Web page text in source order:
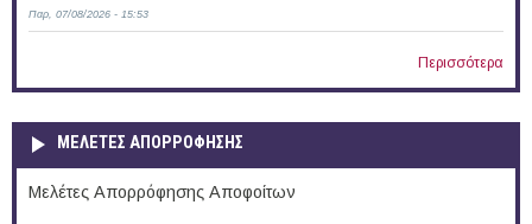
Παρ, 07/08/2026 - 15:53
Περισσότερα
ΜΕΛΕΤΕΣ ΑΠΟΡΡΟΦΗΣΗΣ
Μελέτες Απορρόφησης Αποφοίτων